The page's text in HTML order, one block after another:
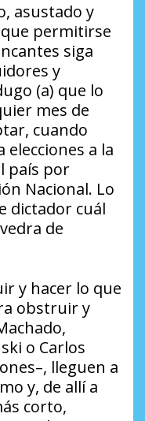
asustado y
permitirse
siga
y
(a) que lo
mes de
cuando
elecciones a la
país por
Nacional. Lo
dictador cuál
de
y hacer lo que
obstruir y
o Carlos
lleguen a
y, de allí a
corto,